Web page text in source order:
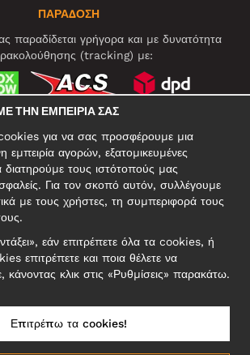
ΠΑΡΑΔΟΣΗ
παραδίδεται γρήγορα και με δυνατότητα
(tracking) με:
ΔΙΕΥΘΥΝΣΗ
Denim Europe OÜ
Reg: 12356245
επιστρεφόμενα προϊόντα σε αυτήν τη
ΤΗΝ ΕΜΠΕΙΡΊΑ ΣΑΣ
για να σας προσφέρουμε μια
αγορών, εξατομικευμένες
διατηρούμε τους ιστότοπούς μας
Για τον σκοπό αυτόν, συλλέγουμε
με τους χρήστες, τη συμπεριφορά τους
εάν επιτρέπετε όλα τα cookies, ή
επιτρέπετε και ποια θέλετε να
κάνοντας κλικ στις «Ρυθμίσεις» παρακάτω.
Επιτρέπω τα cookies!